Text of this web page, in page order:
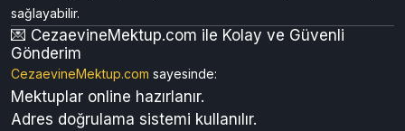
sağlayabilir.
💌 CezaevineMektup.com ile Kolay ve Güvenli
Gönderim
CezaevineMektup.com sayesinde:
Mektuplar online hazırlanır.
Adres doğrulama sistemi kullanılır.